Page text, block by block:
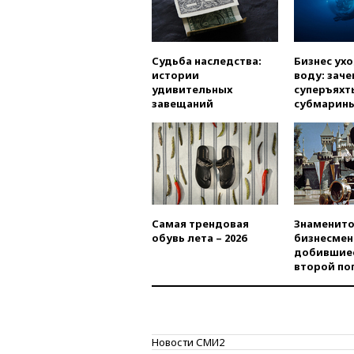
Судьба наследства:
истории
удивительных
завещаний
Бизнес
воду:
Самая трендовая
обувь лета – 2026
второй
Новости СМИ2